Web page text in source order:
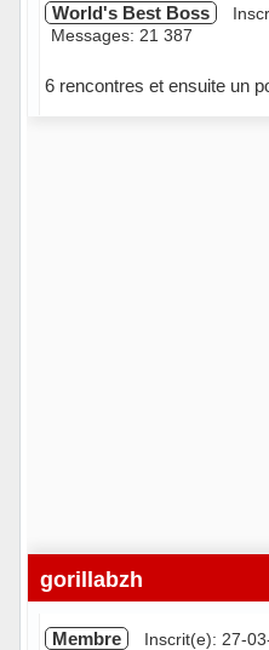
World's Best Boss
Messages: 21 387
6 rencontres et ensuite un
gorillabzh
Membre Inscrit(e): 27-